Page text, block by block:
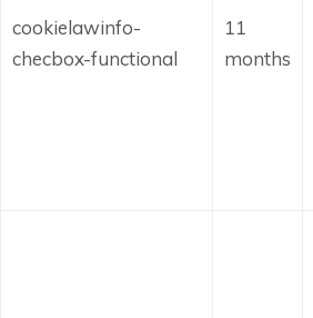
cookielawinfo-
checbox-functional
11
months